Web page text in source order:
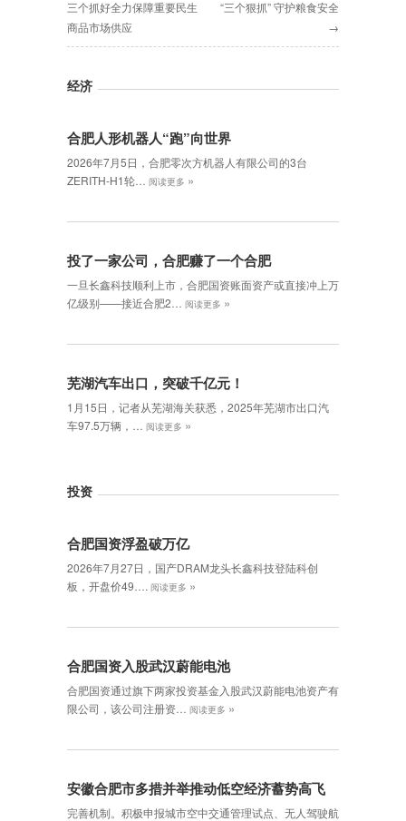
三个抓好全力保障重要民生
商品市场供应
“三个狠抓” 守护粮食安全
→
经济
合肥人形机器人“跑”向世界
2026年7月5日，合肥零次方机器人有限公司的3台
ZERITH-H1轮…
阅读更多 »
投了一家公司，合肥赚了一个合肥
一旦长鑫科技顺利上市，合肥国资账面资产或直接冲上万
亿级别——接近合肥2…
阅读更多 »
芜湖汽车出口，突破千亿元！
1月15日，记者从芜湖海关获悉，2025年芜湖市出口汽
车97.5万辆，…
阅读更多 »
投资
合肥国资浮盈破万亿
2026年7月27日，国产DRAM龙头长鑫科技登陆科创
板，开盘价49…. 阅读更多 »
合肥国资入股武汉蔚能电池
合肥国资通过旗下两家投资基金入股武汉蔚能电池资产有
限公司，该公司注册资…
阅读更多 »
安徽合肥市多措并举推动低空经济蓄势高飞
完善机制。积极申报城市空中交通管理试点、无人驾驶航